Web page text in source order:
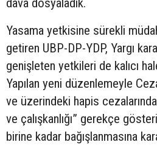
dava dosyaladık.
Yasama yetkisine sürekli
getiren UBP-DP-YDP, Yargı
genişleten yetkileri de kalıcı
Yapılan yeni düzenlemeyle
ve üzerindeki hapis
ve çalışkanlığı” gerekçe
birine kadar bağışlanmasına